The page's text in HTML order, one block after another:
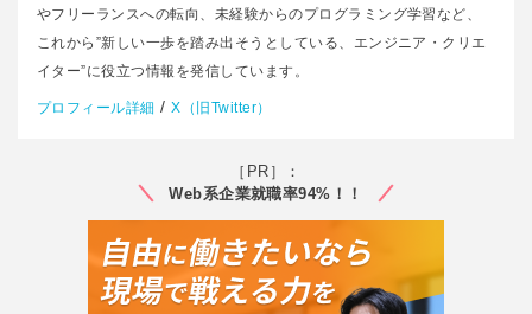
やフリーランスへの転向、未経験からのプログラミング学習など、
これから”新しい一歩を踏み出そうとしている、エンジニア・クリエ
イター”に役立つ情報を発信しています。
プロフィール詳細 /X（旧Twitter）
［PR］：
Web系企業就職率94%！！